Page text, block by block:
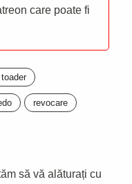
care poate fi
revocare
să vă alăturați cu